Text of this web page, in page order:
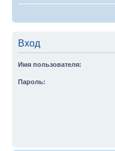
Вход
Имя пользователя:
Пароль: